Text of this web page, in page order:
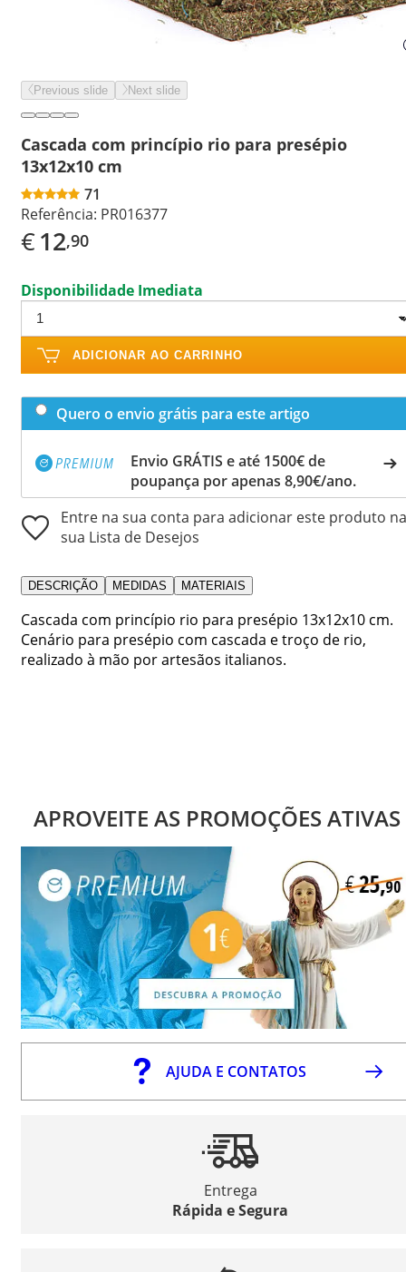
Previous slide Next slide
Cascada com princípio rio para presépio
13x12x10 cm
71
Referência: PR016377
€12,90
Disponibilidade Imediata
ADICIONAR AO CARRINHO
Quero o envio grátis para este artigo
Envio GRÁTIS e até 1500€ de
poupança por apenas 8,90€/ano.
Entre na sua conta para adicionar este produto na
sua Lista de Desejos
DESCRIÇÃO MEDIDAS MATERIAIS
Cascada com princípio rio para presépio 13x12x10 cm.
Cenário para presépio com cascada e troço de rio,
realizado à mão por artesãos italianos.
APROVEITE AS PROMOÇÕES ATIVAS
AJUDA E CONTATOS
Entrega
Rápida e Segura